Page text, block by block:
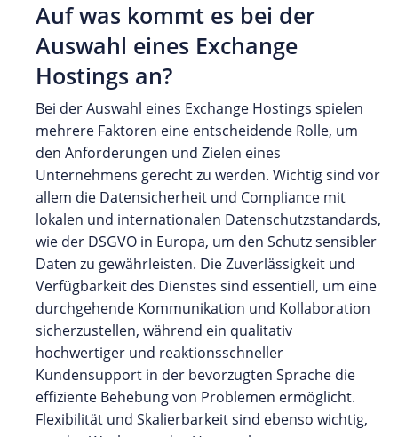
Auf was kommt es bei der
Auswahl eines Exchange
Hostings an?
Bei der Auswahl eines Exchange Hostings spielen
mehrere Faktoren eine entscheidende Rolle, um
den Anforderungen und Zielen eines
Unternehmens gerecht zu werden. Wichtig sind vor
allem die Datensicherheit und Compliance mit
lokalen und internationalen Datenschutzstandards,
wie der DSGVO in Europa, um den Schutz sensibler
Daten zu gewährleisten. Die Zuverlässigkeit und
Verfügbarkeit des Dienstes sind essentiell, um eine
durchgehende Kommunikation und Kollaboration
sicherzustellen, während ein qualitativ
hochwertiger und reaktionsschneller
Kundensupport in der bevorzugten Sprache die
effiziente Behebung von Problemen ermöglicht.
Flexibilität und Skalierbarkeit sind ebenso wichtig,